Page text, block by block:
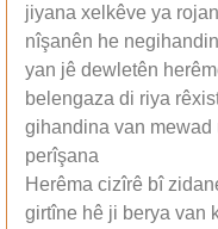
jiyana xelkêve ya
nîşanên he
yan jê dewletên
belengaza di riya
gihandina van
perîşana
Herêma cizîrê bî
girtîne hê ji berya van